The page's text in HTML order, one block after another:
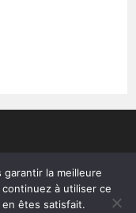
la meilleure
à utiliser ce
êtes satisfait.